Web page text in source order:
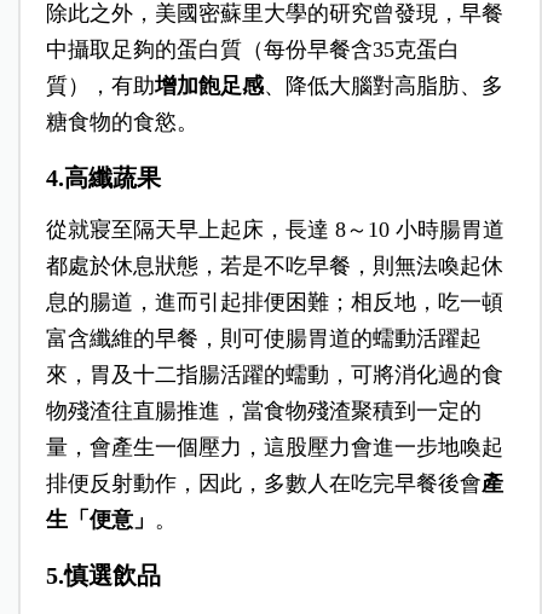
除此之外，美國密蘇里大學的研究曾發現，早餐
中攝取足夠的蛋白質（每份早餐含35克蛋白
質），有助增加飽足感、降低大腦對高脂肪、多
糖食物的食慾。
4.高纖蔬果
從就寢至隔天早上起床，長達 8～10 小時腸胃道
都處於休息狀態，若是不吃早餐，則無法喚起休
息的腸道，進而引起排便困難；相反地，吃一頓
富含纖維的早餐，則可使腸胃道的蠕動活躍起
來，胃及十二指腸活躍的蠕動，可將消化過的食
物殘渣往直腸推進，當食物殘渣聚積到一定的
量，會產生一個壓力，這股壓力會進一步地喚起
排便反射動作，因此，多數人在吃完早餐後會產
生「便意」 。
5.慎選飲品